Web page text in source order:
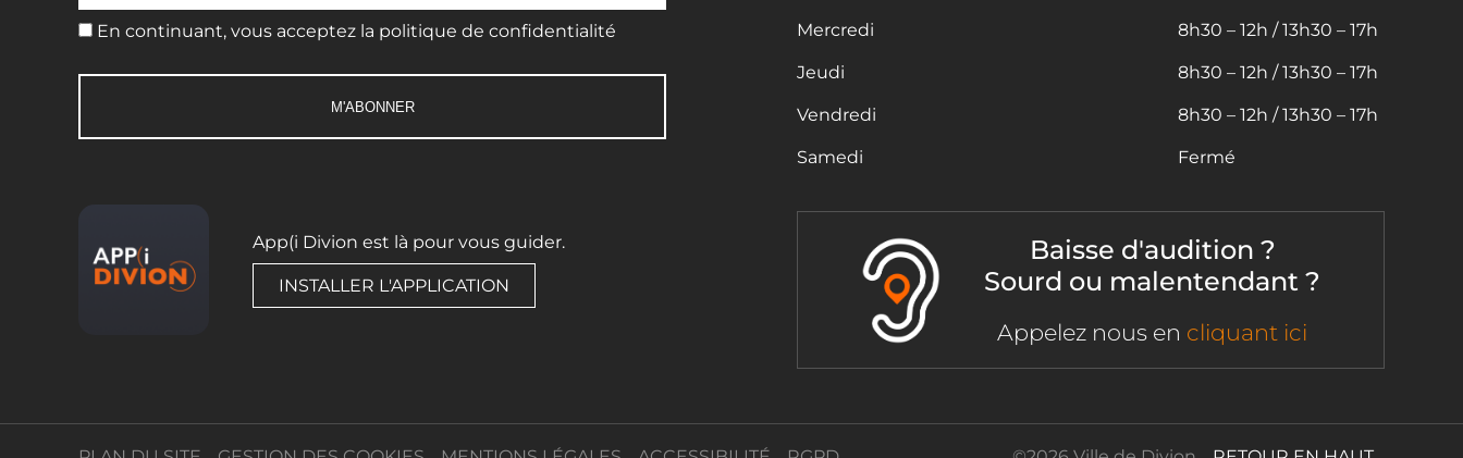
En continuant, vous acceptez la politique de confidentialité
App(i Divion est là pour vous guider.
INSTALLER L'APPLICATION
Mercredi
Jeudi
Vendredi
Samedi
8h30 – 12h / 13h30 – 17h
8h30 – 12h / 13h30 – 17h
8h30 – 12h / 13h30 – 17h
Fermé
Baisse d'audition ?
Sourd ou malentendant ?
Appelez nous en cliquant ici